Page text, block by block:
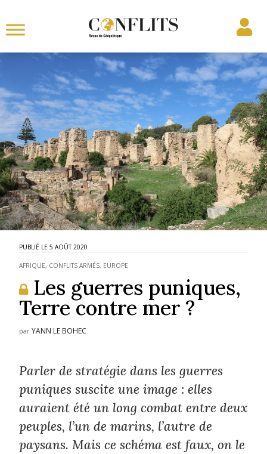
5 AOÛT 2020
AFRIQUE, CONFLITS ARMÉS, EUROPE
Les guerres puniques,
Terre contre mer ?
parYANN LE BOHEC
Parler de stratégie dans les guerres
puniques suscite une image : elles
auraient été un long combat entre deux
peuples, l’un de marins, l’autre de
paysans. Mais ce schéma est faux, on le